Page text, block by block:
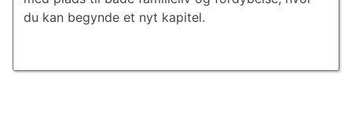
du kan begynde et nyt kapitel.